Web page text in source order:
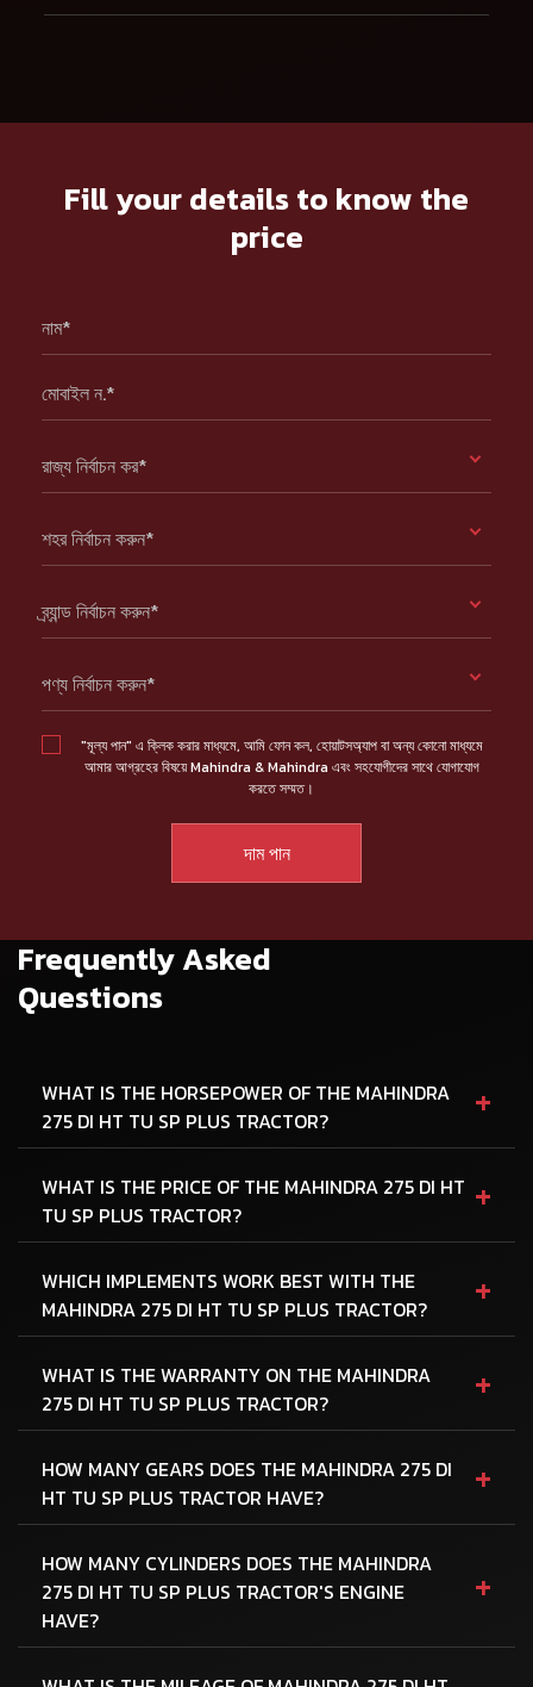
Fill your details to know the
price
নাম*
মোবাইল ন.*
রাজ্য নির্বাচন কর*
শহর নির্বাচন করুন*
ব্র্যান্ড নির্বাচন করুন*
পণ্য নির্বাচন করুন*
"মূল্য পান" এ ক্লিক করার মাধ্যমে, আমি ফোন কল, হোয়াটসঅ্যাপ বা অন্য কোনো মাধ্যমে
আমার আগ্রহের বিষয়ে Mahindra & Mahindra এবং সহযোগীদের সাথে যোগাযোগ
করতে সম্মত।
Frequently Asked
Questions
WHAT IS THE HORSEPOWER OF THE MAHINDRA
275 DI HT TU SP PLUS TRACTOR?
+
WHAT IS THE PRICE OF THE MAHINDRA 275 DI HT
TU SP PLUS TRACTOR?
+
WHICH IMPLEMENTS WORK BEST WITH THE
MAHINDRA 275 DI HT TU SP PLUS TRACTOR?
+
WHAT IS THE WARRANTY ON THE MAHINDRA
275 DI HT TU SP PLUS TRACTOR?
+
HOW MANY GEARS DOES THE MAHINDRA 275 DI
HT TU SP PLUS TRACTOR HAVE?
+
HOW MANY CYLINDERS DOES THE MAHINDRA
275 DI HT TU SP PLUS TRACTOR'S ENGINE
HAVE?
+